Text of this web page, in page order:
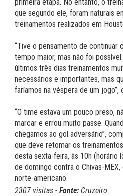
primeira etapa. No entanto, o
que segundo ele, foram naturais
treinamentos realizados em
“Tive o pensamento de continuar
tempo maior, mas não foi
últimos três dias treinamentos
necessários e importantes, mas
faríamos na véspera de um jogo”,
“O time estava um pouco preso,
marcar e errou muito passe.
chegamos ao gol adversário”,
que deve retomar os
desta sexta-feira, às 10h (horário
de domingo contra o Chivas-
norte-americano.
2307 visitas - Fonte: Cruzeiro